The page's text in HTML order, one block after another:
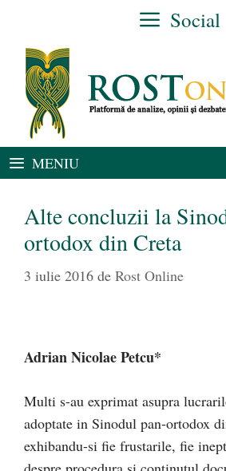
conținut
Social
MENIU
Alte concluzii la
ortodox din Creta
3 iulie 2016 de Rost Online
Adrian Nicolae Petcu*
Multi s-au exprimat asupra
adoptate in Sinodul pan-ortodox
exhibandu-si fie frustarile, fie